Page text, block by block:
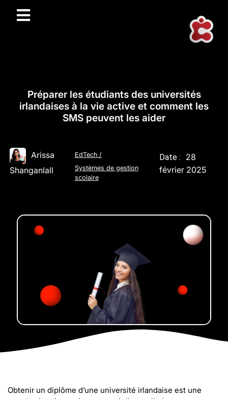
Préparer les étudiants des universités
irlandaises à la vie active et comment les
SMS peuvent les aider
Arissa
Shanganlall
EdTech/
Systèmes de gestion
scolaire
Date :
28
février 2025
Obtenir un diplôme d’une université irlandaise est une